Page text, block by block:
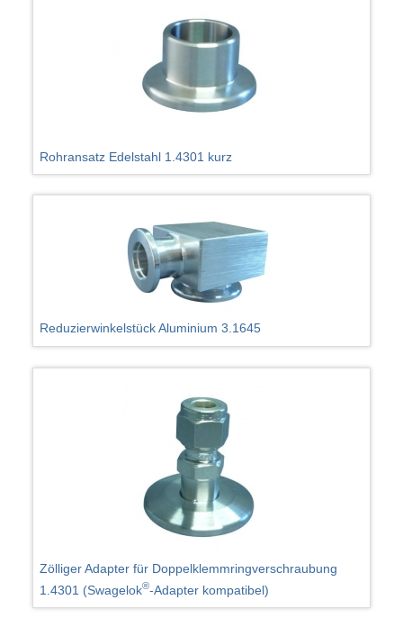
Rohransatz Edelstahl 1.4301 kurz
Reduzierwinkelstück Aluminium 3.1645
Zölliger Adapter für Doppelklemmringverschraubung
1.4301 (Swagelok®-Adapter kompatibel)